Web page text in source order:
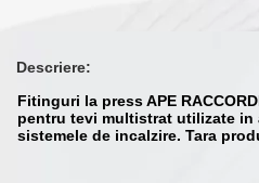
Descriere:
Fitinguri la press APE
pentru tevi multistrat utilizate in
sistemele de incalzire. Tara